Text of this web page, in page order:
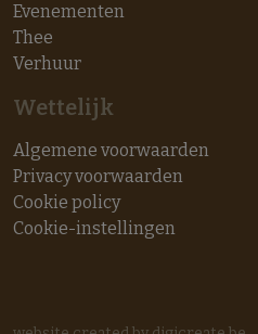
Evenementen
Thee
Verhuur
Wettelijk
Algemene voorwaarden
Privacy voorwaarden
Cookie policy
Cookie-instellingen